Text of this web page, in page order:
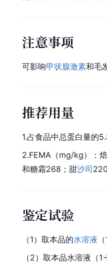
注意事项
可影响甲状腺激素和毛
推荐用量
1.占食品中总蛋白量的
2.FEMA（mg/kg）：
和糖霜268；甜沙司
鉴定试验
（1）取本品的水溶液
（2）取本品水溶液（